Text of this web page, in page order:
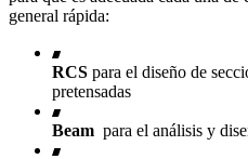
general rápida:
RCS para el diseño de
pretensadas
Beam para el análisis y